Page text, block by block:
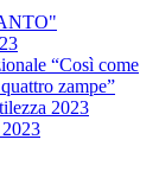
“Così come
zampe”
2023